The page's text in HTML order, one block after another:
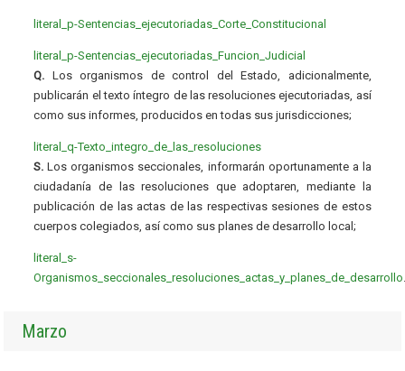
literal_p-Sentencias_ejecutoriadas_Corte_Constitucional
literal_p-Sentencias_ejecutoriadas_Funcion_Judicial
Q. Los organismos de control del Estado, adicionalmente,
publicarán el texto íntegro de las resoluciones ejecutoriadas, así
como sus informes, producidos en todas sus jurisdicciones;
literal_q-Texto_integro_de_las_resoluciones
S. Los organismos seccionales, informarán oportunamente a la
ciudadanía de las resoluciones que adoptaren, mediante la
publicación de las actas de las respectivas sesiones de estos
cuerpos colegiados, así como sus planes de desarrollo local;
literal_s-
Organismos_seccionales_resoluciones_actas_y_planes_de_desarrollo
Marzo